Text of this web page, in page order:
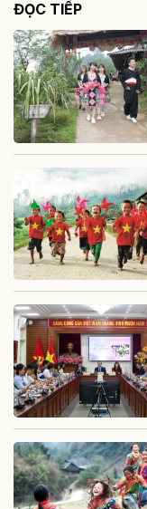
ĐỌC TIẾP